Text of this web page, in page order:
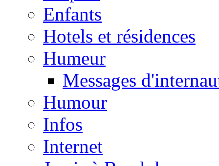
Enfants
Hotels et résidences
Humeur
Messages
Humour
Infos
Internet